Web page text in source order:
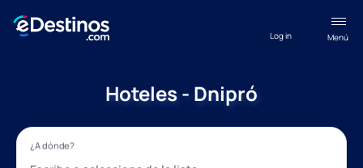
Menú
Log in
Hoteles - Dnipró